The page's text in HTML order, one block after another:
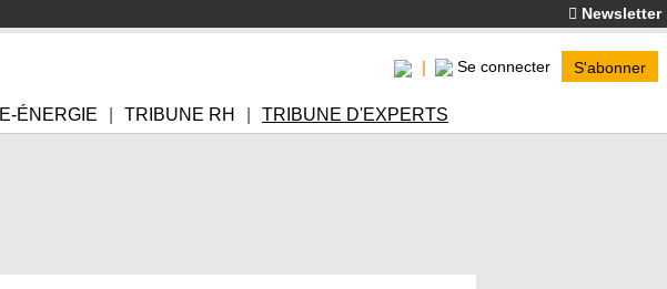
Newsletter
Se connecter S'abonner
ÉNERGIE TRIBUNE RH TRIBUNE D'EXPERTS